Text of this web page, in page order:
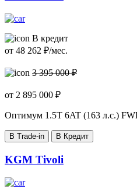
В кредит
от 48 262 ₽/мес.
3 395 000 ₽
от 2 895 000 ₽
Оптимум 1.5T 6AT (163 л.с.)
В Trade-in В Кредит
KGM Tivoli